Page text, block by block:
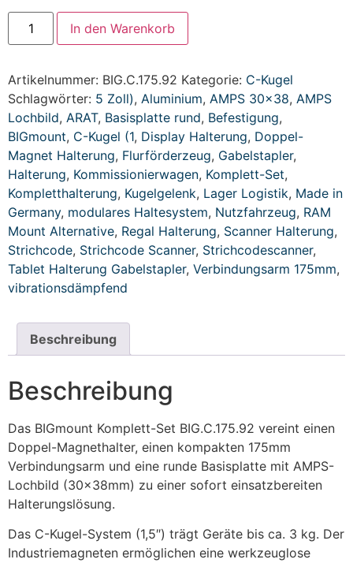
In den Warenkorb
Artikelnummer: BIG.C.175.92 Kategorie: C-Kugel
Schlagwörter: 5 Zoll), Aluminium, AMPS 30x38, AMPS
Lochbild, ARAT, Basisplatte rund, Befestigung,
BIGmount, C-Kugel (1, Display Halterung, Doppel-
Magnet Halterung, Flurförderzeug, Gabelstapler,
Halterung, Kommissionierwagen, Komplett-Set,
Kompletthalterung, Kugelgelenk, Lager Logistik, Made in
Germany, modulares Haltesystem, Nutzfahrzeug, RAM
Mount Alternative, Regal Halterung, Scanner Halterung,
Strichcode, Strichcode Scanner, Strichcodescanner,
Tablet Halterung Gabelstapler, Verbindungsarm 175mm,
vibrationsdämpfend
Beschreibung
Beschreibung
Das BIGmount Komplett-Set BIG.C.175.92 vereint einen
Doppel-Magnethalter, einen kompakten 175mm
Verbindungsarm und eine runde Basisplatte mit AMPS-
Lochbild (30x38mm) zu einer sofort einsatzbereiten
Halterungslösung.
Das C-Kugel-System (1,5″) trägt Geräte bis ca. 3 kg. Der
Industriemagneten ermöglichen eine werkzeuglose